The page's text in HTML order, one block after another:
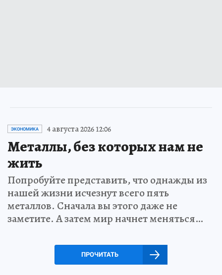
ЭКОНОМИКА 4 августа 2026 12:06
Металлы, без которых нам не
жить
Попробуйте представить, что однажды из
нашей жизни исчезнут всего пять
металлов. Сначала вы этого даже не
заметите. А затем мир начнет меняться…
ПРОЧИТАТЬ